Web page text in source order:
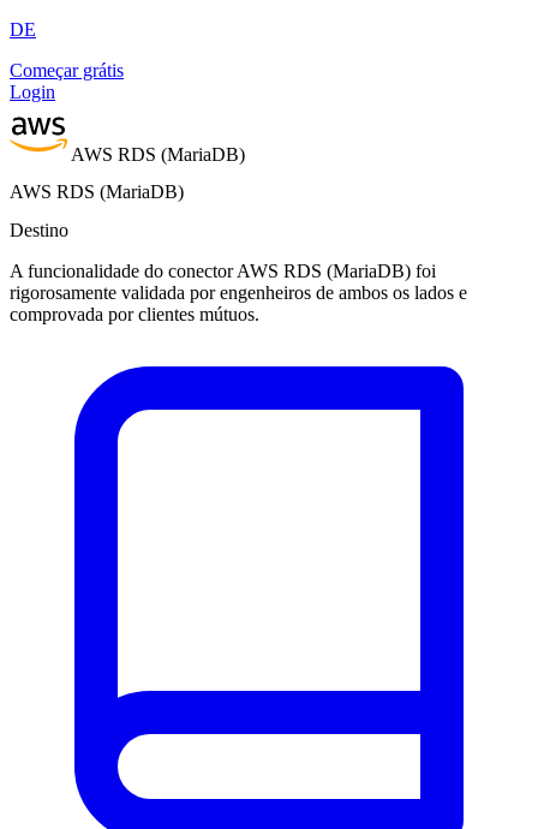
DE
Começar grátis
Login
AWS RDS (MariaDB)
AWS RDS (MariaDB)
Destino
A funcionalidade do conector AWS RDS (MariaDB) foi
rigorosamente validada por engenheiros de ambos os lados e
comprovada por clientes mútuos.